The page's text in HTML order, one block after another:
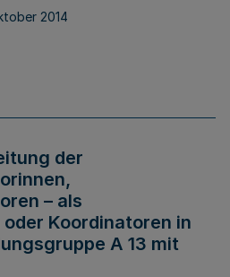
2014
der
– als
Koordinatoren in
A 13 mit